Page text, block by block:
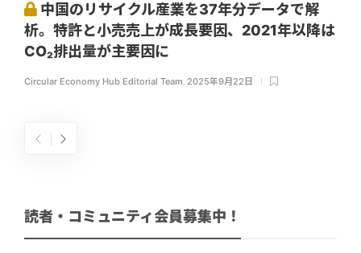
中国のリサイクル産業を37年分データで解
析。特許と小売売上が成長要因、2021年以降は
CO₂排出量が主要因に
Circular Economy Hub Editorial Team, 2025年9月22日
読者・コミュニティ会員募集中！